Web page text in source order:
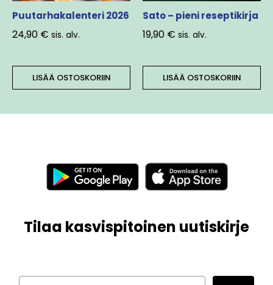
Puutarhakalenteri 2026
24,90 € sis. alv.
LISÄÄ OSTOSKORIIN
Sato – pieni reseptikirja
19,90 € sis. alv.
LISÄÄ OSTOSKORIIN
Tilaa kasvispitoinen uutiskirje